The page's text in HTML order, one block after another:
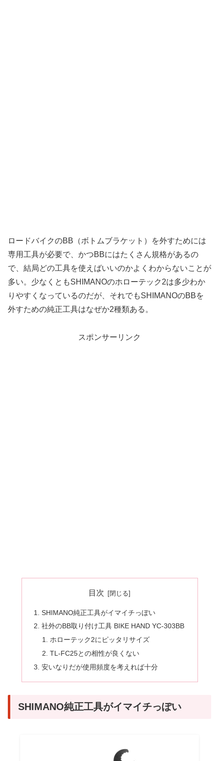
ロードバイクのBB（ボトムブラケット）を外すためには
専用工具が必要で、かつBBにはたくさん規格があるの
で、結局どの工具を使えばいいのかよくわからないことが
多い。少なくともSHIMANOのホローテック2は多少わか
りやすくなっているのだが、それでもSHIMANOのBBを
外すための純正工具はなぜか2種類ある。
スポンサーリンク
目次
SHIMANO純正工具がイマイチっぽい
社外のBB取り付け工具 BIKE HAND YC-303BB
ホローテック2にピッタリサイズ
TL-FC25との相性が良くない
安いなりだが使用頻度を考えれば十分
SHIMANO純正工具がイマイチっぽい